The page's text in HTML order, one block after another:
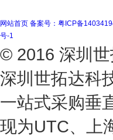
网站首页 备案号：粤ICP备
号-1
© 2016 深圳
深圳世拓达科
一站式采购垂
现为UTC、上